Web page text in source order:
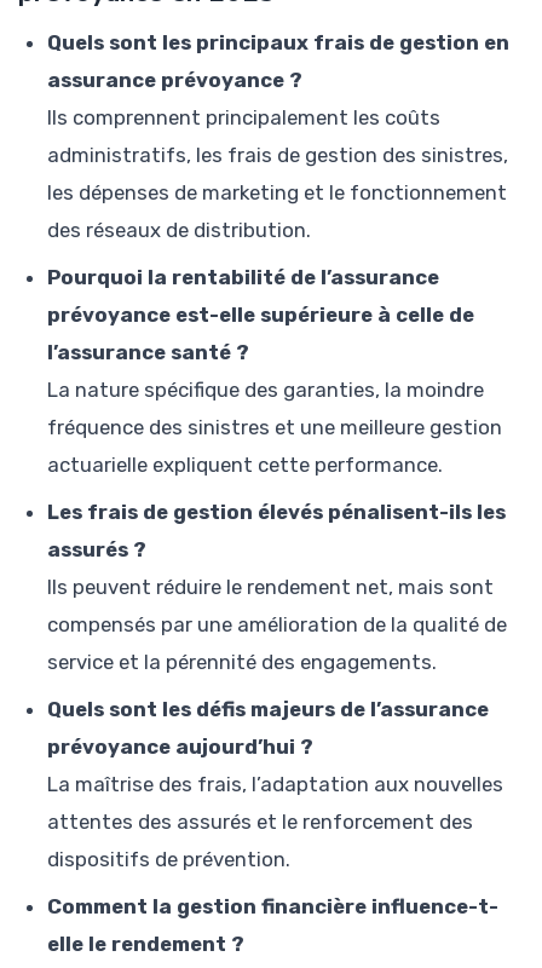
Quels sont les principaux frais de gestion en
assurance prévoyance ?
Ils comprennent principalement les coûts
administratifs, les frais de gestion des sinistres,
les dépenses de marketing et le fonctionnement
des réseaux de distribution.
Pourquoi la rentabilité de l’assurance
prévoyance est-elle supérieure à celle de
l’assurance santé ?
La nature spécifique des garanties, la moindre
fréquence des sinistres et une meilleure gestion
actuarielle expliquent cette performance.
Les frais de gestion élevés pénalisent-ils les
assurés ?
Ils peuvent réduire le rendement net, mais sont
compensés par une amélioration de la qualité de
service et la pérennité des engagements.
Quels sont les défis majeurs de l’assurance
prévoyance aujourd’hui ?
La maîtrise des frais, l’adaptation aux nouvelles
attentes des assurés et le renforcement des
dispositifs de prévention.
Comment la gestion financière influence-t-
elle le rendement ?